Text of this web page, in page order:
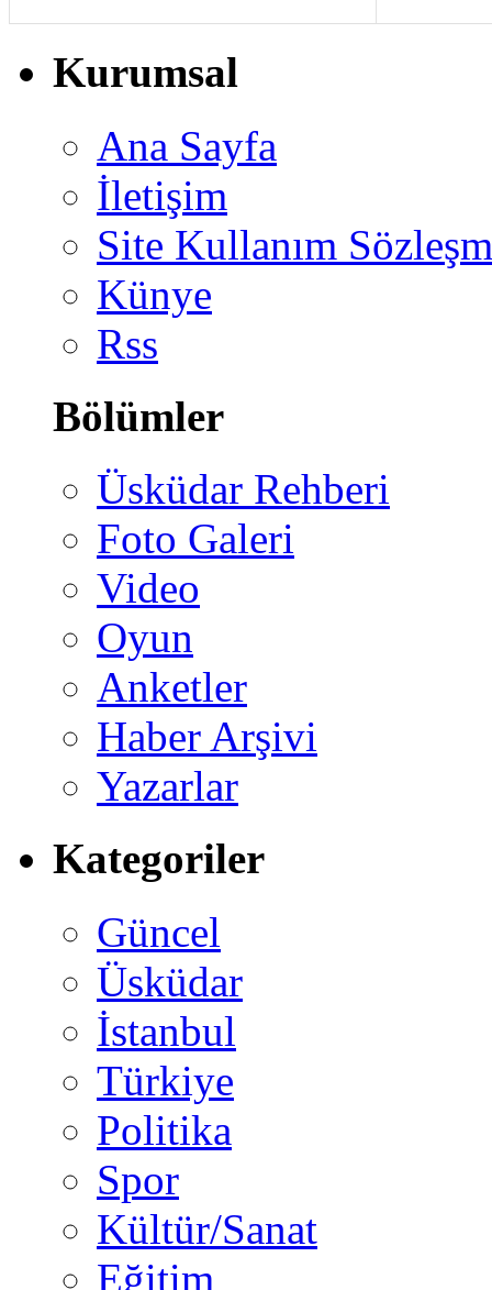
Kurumsal
Ana Sayfa
İletişim
Site Kullanım
Künye
Rss
Bölümler
Üsküdar Rehberi
Foto Galeri
Video
Oyun
Anketler
Haber Arşivi
Yazarlar
Kategoriler
Güncel
Üsküdar
İstanbul
Türkiye
Politika
Spor
Kültür/Sanat
Eğitim